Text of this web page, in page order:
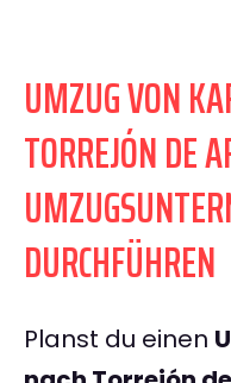
UMZUG VON
TORREJÓN DE
DURCHFÜHREN
Planst du einen